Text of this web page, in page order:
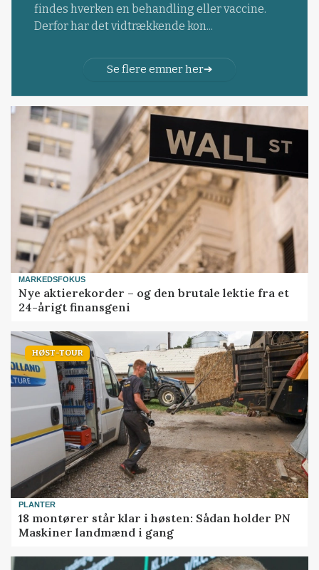
findes hverken en behandling eller vaccine.
Derfor har det vidtrækkende kon...
Se flere emner her
MARKEDSFOKUS
Nye aktierekorder – og den brutale lektie fra et
24-årigt finansgeni
HØST-TOUR
PLANTER
18 montører står klar i høsten: Sådan holder PN
Maskiner landmænd i gang